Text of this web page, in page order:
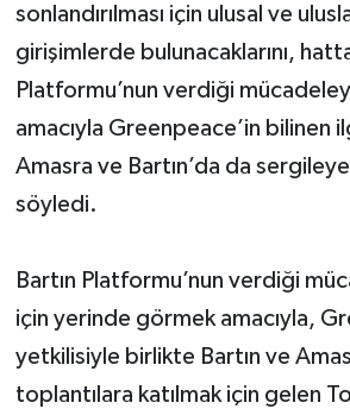
sonlandırılması için ulusal ve
girişimlerde bulunacaklarını,
Platformu’nun verdiği
amacıyla Greenpeace’in bilinen
Amasra ve Bartın’da da
söyledi.
Bartın Platformu’nun verdiği
için yerinde görmek amacıyla,
yetkilisiyle birlikte Bartın ve
toplantılara katılmak için gelen